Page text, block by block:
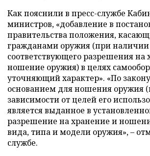
Как пояснили в пресс-службе
министров, «добавление в
правительства положения,
гражданами оружия (при наличии
соответствующего разрешения на
ношение оружия) в целях
уточняющий характер». «По
основанием для ношения оружия
зависимости от целей его
является выданное в
разрешение на хранение и
вида, типа и модели оружия», –
службе.